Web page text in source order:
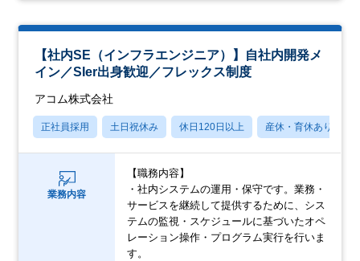
【社内SE（インフラエンジニア）】自社内開発メ
イン／SIer出身歓迎／フレックス制度
アコム株式会社
正社員採用 土日祝休み 休日120日以上 産休・育休あり
業務内容
【職務内容】
・社内システムの運用・保守です。業務・
サービスを継続して提供するために、シス
テムの監視・スケジュールに基づいたオペ
レーション操作・プログラム実行を行いま
す。